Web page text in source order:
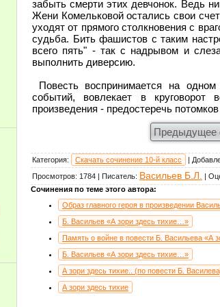
забыть смерти этих девчонок. Ведь
Жени Комельковой остались свои
уходят от прямого столкновения с
судьба. Бить фашистов с таким
всего пять" - так с надрывом и
выполнить диверсию.
Повесть воспринимается на
событий, вовлекает в
произведения - предостеречь
Предыдущее
Категория: Скачать сочинение 10-й класс
Просмотров: 1784 Писатель: Васильев Б.Л.
Сочинения по теме этого автора:
Образ главного героя в произведении
Б. Васильев «А зори здесь тихие…»
Память о войне в повести Б. Васильева «А
Б. Васильев «А зори здесь тихие…»
А зори здесь тихие.. (по повести Б.
А зори здесь тихие